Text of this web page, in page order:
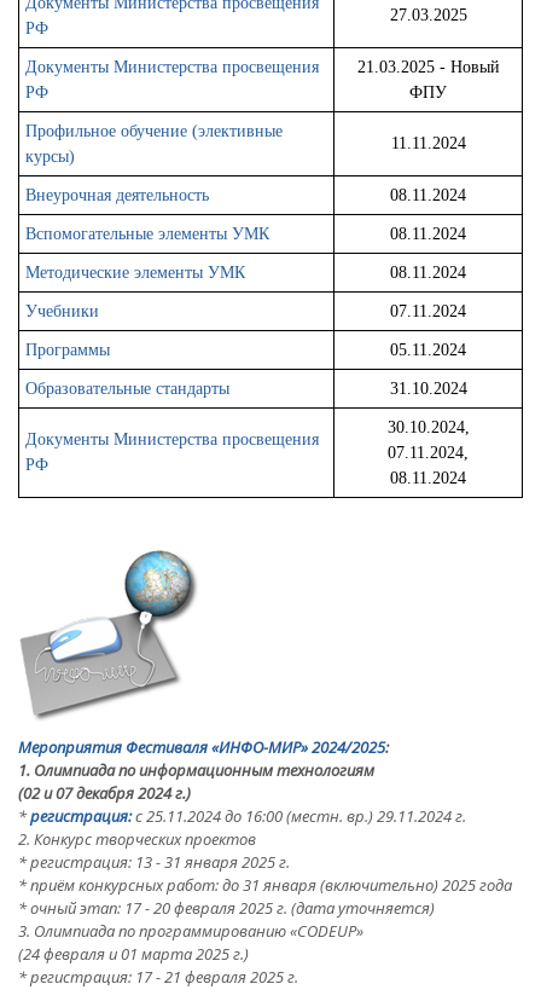
РФ
27.03.2025
Документы Министерства просвещения
РФ
21.03.2025 - Новый
ФПУ
Профильное обучение (элективные
курсы)
11.11.2024
Внеурочная деятельность 08.11.2024
Вспомогательные элементы УМК 08.11.2024
Методические элементы УМК 08.11.2024
Учебники 07.11.2024
Программы 05.11.2024
Образовательные стандарты 31.10.2024
Документы Министерства просвещения
РФ
30.10.2024,
07.11.2024,
08.11.2024
Мероприятия Фестиваля«ИНФО-МИР»2024/2025:
1. Олимпиада по информационным технологиям
(02 и 07 декабря 2024 г.)
*регистрация:с 25.11.2024до 16:00 (местн. вр.) 29.11.2024 г.
2. Конкурс творческих проектов
* регистрация: 13 - 31 января 2025 г.
* приём конкурсных работ: до 31 января (включительно) 2025 года
* очный этап: 17 - 20 февраля 2025 г. (дата уточняется)
3. Олимпиада по программированию «CODEUP»
(24 февраля и 01 марта 2025 г.)
* регистрация: 17 - 21 февраля 2025 г.